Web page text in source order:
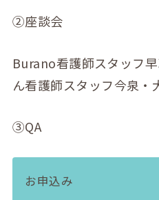
②座談会
Burano看護師スタッフ
ん看護師スタッフ今泉・
③QA
お申込み